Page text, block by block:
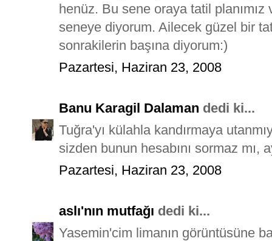
henüz. Bu sene oraya tatil
seneye diyorum. Ailecek güzel bir
sonrakilerin başına diyorum:)
Pazartesi, Haziran 23, 2008
Banu Karagil Dalaman dedi ki...
Tuğra'yı külahla kandırmaya
sizden bunun hesabını sormaz mı,
Pazartesi, Haziran 23, 2008
aslı'nın mutfağı dedi ki...
Yasemin'cim limanın görüntüsüne